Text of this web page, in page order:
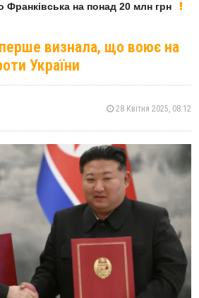
на понад 20 млн грн
визнала, що воює на
України
28 Квітня 2025, 08:12